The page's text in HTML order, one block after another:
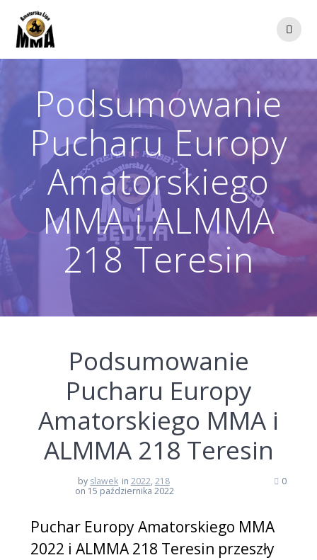
Podsumowanie
Pucharu Europy
Amatorskiego
MMA i ALMMA
218 Teresin
Podsumowanie
Pucharu Europy
Amatorskiego MMA i
ALMMA 218 Teresin
by slawek in 2022, 218
on 15 października 2022
0
Puchar Europy Amatorskiego MMA
2022 i ALMMA 218 Teresin przeszły